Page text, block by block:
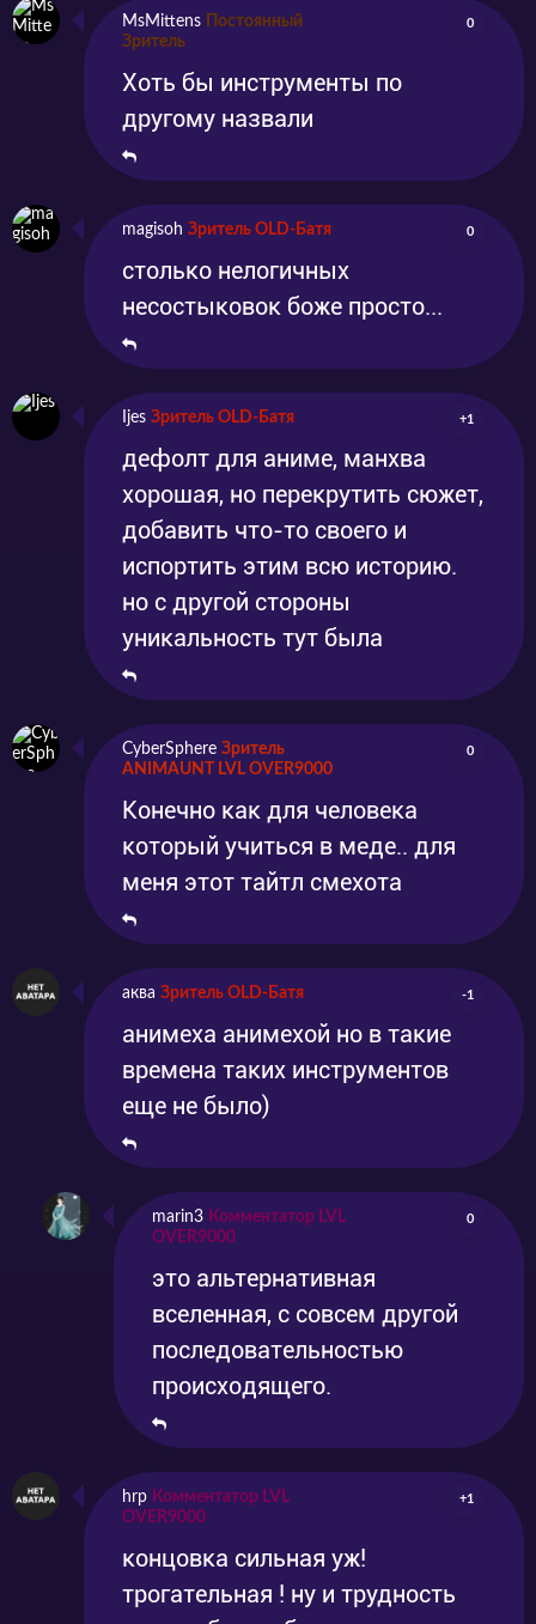
MsMittens
Постоянный
Зритель
0
Хоть бы инструменты по
другому назвали
magisoh Зритель OLD-Батя 0
столько нелогичных
несостыковок боже просто...
Ijes Зритель OLD-Батя +1
дефолт для аниме, манхва
хорошая, но перекрутить сюжет,
добавить что-то своего и
испортить этим всю историю.
но с другой стороны
уникальность тут была
CyberSphere Зритель
ANIMAUNT LVL OVER9000
0
Конечно как для человека
который учиться в меде.. для
меня этот тайтл смехота
аква Зритель OLD-Батя -1
анимеха анимехой но в такие
времена таких инструментов
еще не было)
marin3 Комментатор LVL
OVER9000
0
это альтернативная
вселенная, с совсем другой
последовательностью
происходящего.
hrp Комментатор LVL
OVER9000
+1
концовка сильная уж!
трогательная ! ну и трудность